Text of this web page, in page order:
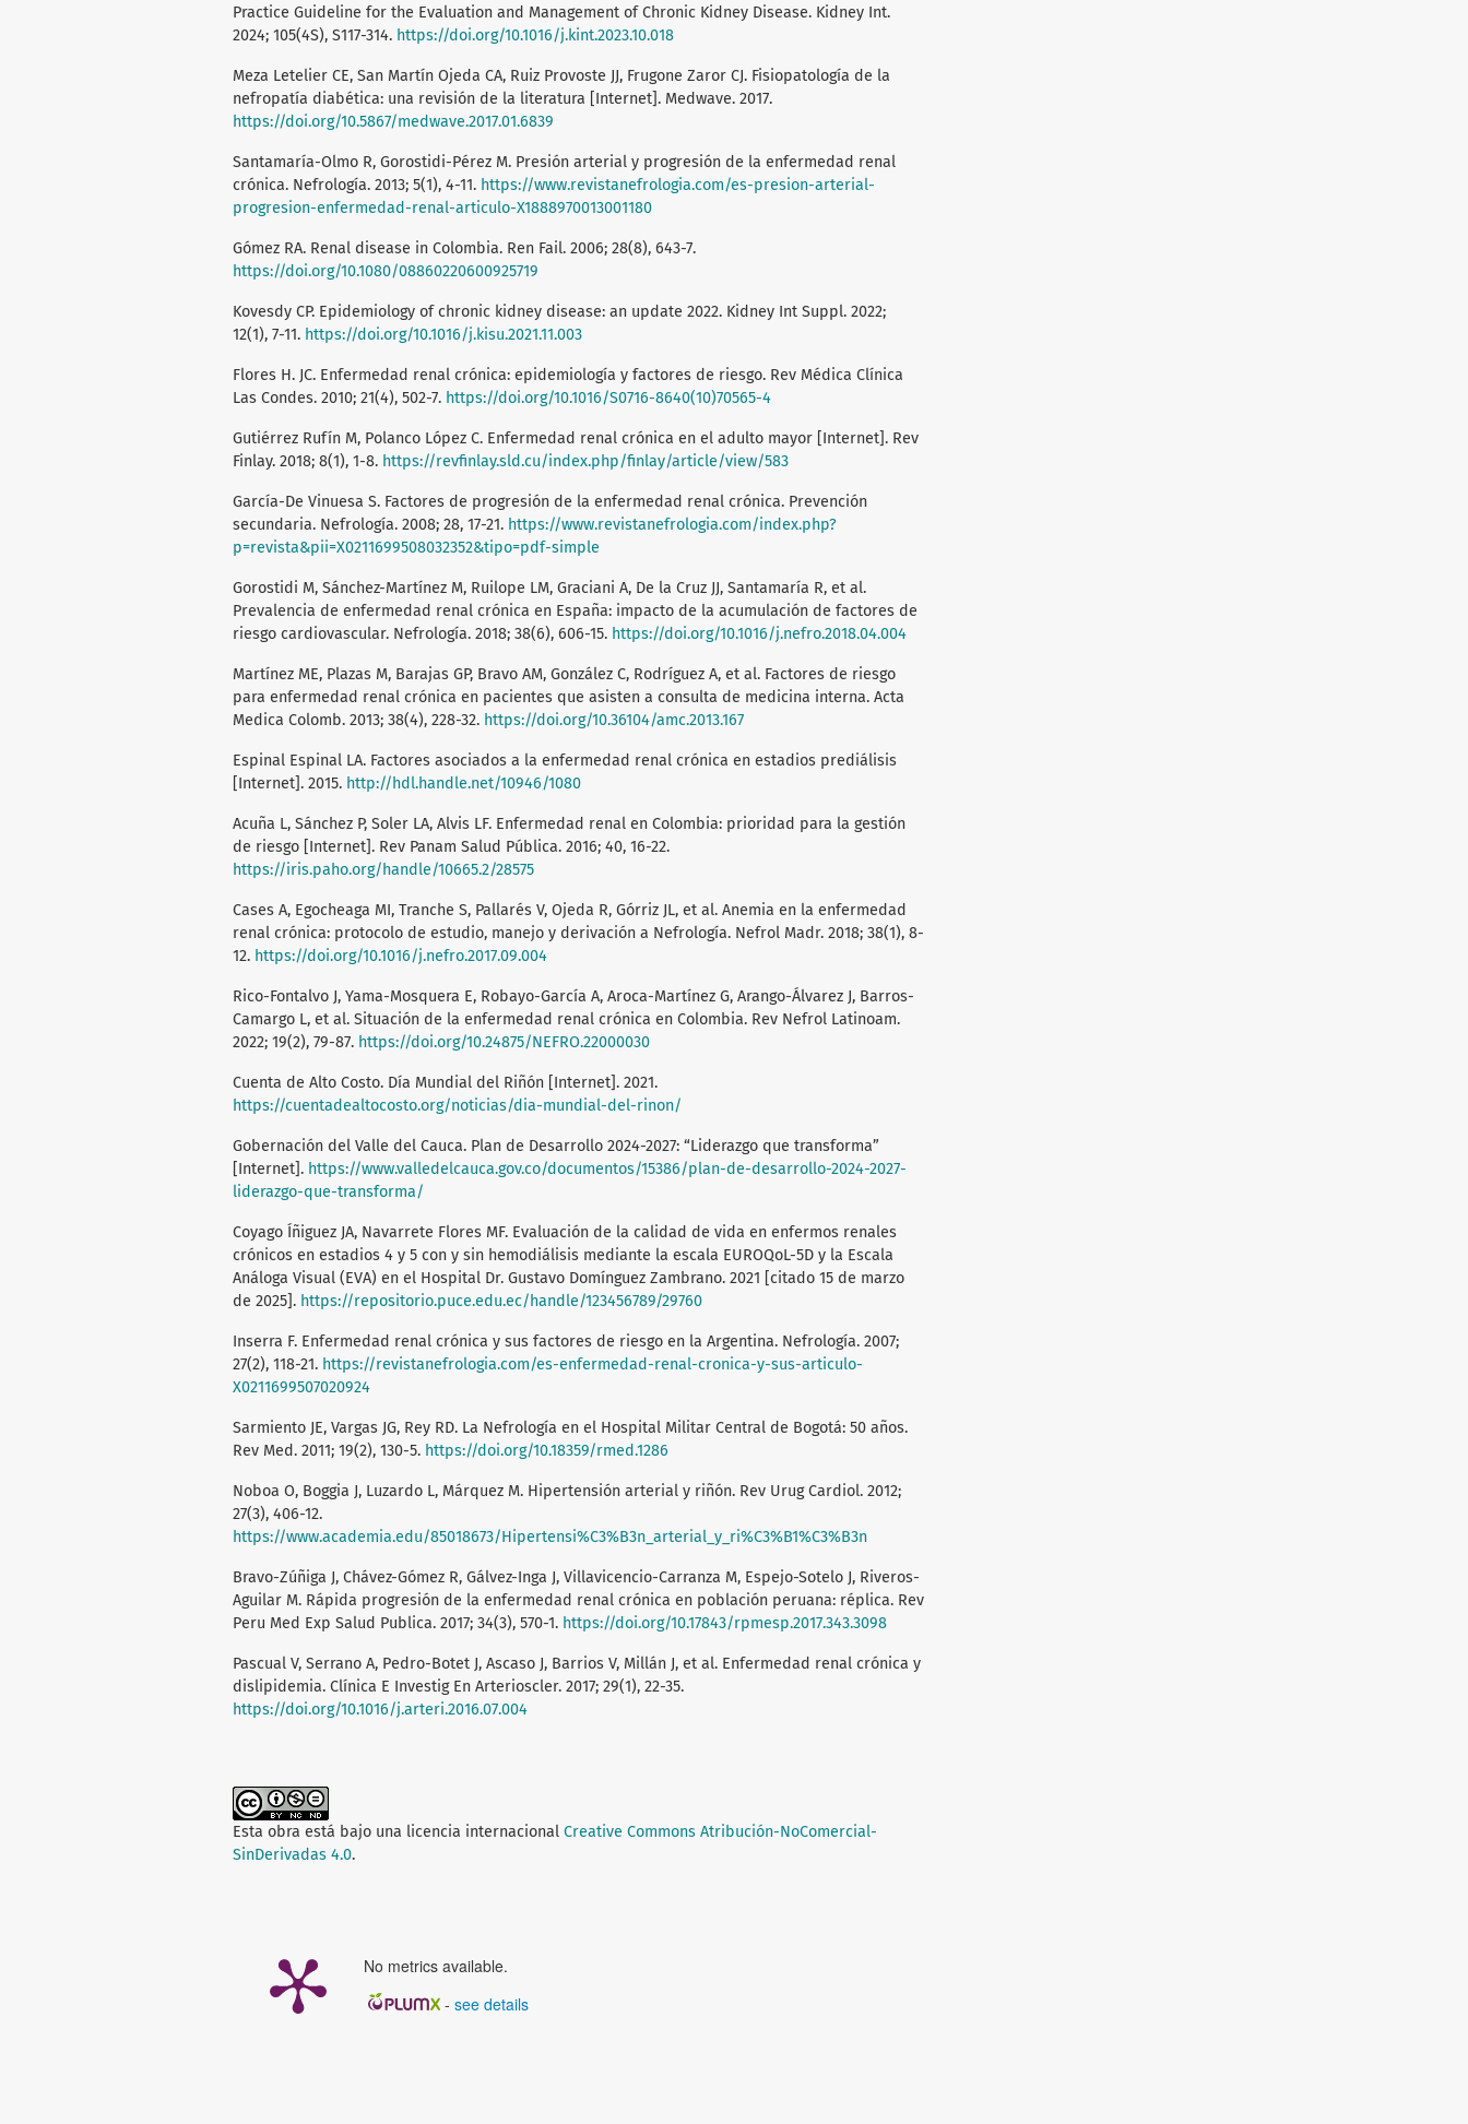
Practice Guideline for the Evaluation and Management of Chronic Kidney Disease. Kidney Int.
2024; 105(4S), S117-314. https://doi.org/10.1016/j.kint.2023.10.018
Meza Letelier CE, San Martín Ojeda CA, Ruiz Provoste JJ, Frugone Zaror CJ. Fisiopatología de la
nefropatía diabética: una revisión de la literatura [Internet]. Medwave. 2017.
https://doi.org/10.5867/medwave.2017.01.6839
Santamaría-Olmo R, Gorostidi-Pérez M. Presión arterial y progresión de la enfermedad renal
crónica. Nefrología. 2013; 5(1), 4-11. https://www.revistanefrologia.com/es-presion-arterial-
progresion-enfermedad-renal-articulo-X1888970013001180
Gómez RA. Renal disease in Colombia. Ren Fail. 2006; 28(8), 643-7.
https://doi.org/10.1080/08860220600925719
Kovesdy CP. Epidemiology of chronic kidney disease: an update 2022. Kidney Int Suppl. 2022;
12(1), 7-11. https://doi.org/10.1016/j.kisu.2021.11.003
Flores H. JC. Enfermedad renal crónica: epidemiología y factores de riesgo. Rev Médica Clínica
Las Condes. 2010; 21(4), 502-7. https://doi.org/10.1016/S0716-8640(10)70565-4
Gutiérrez Rufín M, Polanco López C. Enfermedad renal crónica en el adulto mayor [Internet]. Rev
Finlay. 2018; 8(1), 1-8. https://revfinlay.sld.cu/index.php/finlay/article/view/583
García-De Vinuesa S. Factores de progresión de la enfermedad renal crónica. Prevención
secundaria. Nefrología. 2008; 28, 17-21. https://www.revistanefrologia.com/index.php?
p=revista&pii=X0211699508032352&tipo=pdf-simple
Gorostidi M, Sánchez-Martínez M, Ruilope LM, Graciani A, De la Cruz JJ, Santamaría R, et al.
Prevalencia de enfermedad renal crónica en España: impacto de la acumulación de factores de
riesgo cardiovascular. Nefrología. 2018; 38(6), 606-15. https://doi.org/10.1016/j.nefro.2018.04.004
Martínez ME, Plazas M, Barajas GP, Bravo AM, González C, Rodríguez A, et al. Factores de riesgo
para enfermedad renal crónica en pacientes que asisten a consulta de medicina interna. Acta
Medica Colomb. 2013; 38(4), 228-32. https://doi.org/10.36104/amc.2013.167
Espinal Espinal LA. Factores asociados a la enfermedad renal crónica en estadios prediálisis
[Internet]. 2015. http://hdl.handle.net/10946/1080
Acuña L, Sánchez P, Soler LA, Alvis LF. Enfermedad renal en Colombia: prioridad para la gestión
de riesgo [Internet]. Rev Panam Salud Pública. 2016; 40, 16-22.
https://iris.paho.org/handle/10665.2/28575
Cases A, Egocheaga MI, Tranche S, Pallarés V, Ojeda R, Górriz JL, et al. Anemia en la enfermedad
renal crónica: protocolo de estudio, manejo y derivación a Nefrología. Nefrol Madr. 2018; 38(1), 8-
12. https://doi.org/10.1016/j.nefro.2017.09.004
Rico-Fontalvo J, Yama-Mosquera E, Robayo-García A, Aroca-Martínez G, Arango-Álvarez J, Barros-
Camargo L, et al. Situación de la enfermedad renal crónica en Colombia. Rev Nefrol Latinoam.
2022; 19(2), 79-87. https://doi.org/10.24875/NEFRO.22000030
Cuenta de Alto Costo. Día Mundial del Riñón [Internet]. 2021.
https://cuentadealtocosto.org/noticias/dia-mundial-del-rinon/
Gobernación del Valle del Cauca. Plan de Desarrollo 2024-2027: “Liderazgo que transforma”
[Internet]. https://www.valledelcauca.gov.co/documentos/15386/plan-de-desarrollo-2024-2027-
liderazgo-que-transforma/
Coyago Íñiguez JA, Navarrete Flores MF. Evaluación de la calidad de vida en enfermos renales
crónicos en estadios 4 y 5 con y sin hemodiálisis mediante la escala EUROQoL-5D y la Escala
Análoga Visual (EVA) en el Hospital Dr. Gustavo Domínguez Zambrano. 2021 [citado 15 de marzo
de 2025]. https://repositorio.puce.edu.ec/handle/123456789/29760
Inserra F. Enfermedad renal crónica y sus factores de riesgo en la Argentina. Nefrología. 2007;
27(2), 118-21. https://revistanefrologia.com/es-enfermedad-renal-cronica-y-sus-articulo-
X0211699507020924
Sarmiento JE, Vargas JG, Rey RD. La Nefrología en el Hospital Militar Central de Bogotá: 50 años.
Rev Med. 2011; 19(2), 130-5. https://doi.org/10.18359/rmed.1286
Noboa O, Boggia J, Luzardo L, Márquez M. Hipertensión arterial y riñón. Rev Urug Cardiol. 2012;
27(3), 406-12.
https://www.academia.edu/85018673/Hipertensi%C3%B3n_arterial_y_ri%C3%B1%C3%B3n
Bravo-Zúñiga J, Chávez-Gómez R, Gálvez-Inga J, Villavicencio-Carranza M, Espejo-Sotelo J, Riveros-
Aguilar M. Rápida progresión de la enfermedad renal crónica en población peruana: réplica. Rev
Peru Med Exp Salud Publica. 2017; 34(3), 570-1. https://doi.org/10.17843/rpmesp.2017.343.3098
Pascual V, Serrano A, Pedro-Botet J, Ascaso J, Barrios V, Millán J, et al. Enfermedad renal crónica y
dislipidemia. Clínica E Investig En Arterioscler. 2017; 29(1), 22-35.
https://doi.org/10.1016/j.arteri.2016.07.004
Esta obra está bajo una licencia internacional Creative Commons Atribución-NoComercial-
SinDerivadas 4.0.
No metrics available.
- see details